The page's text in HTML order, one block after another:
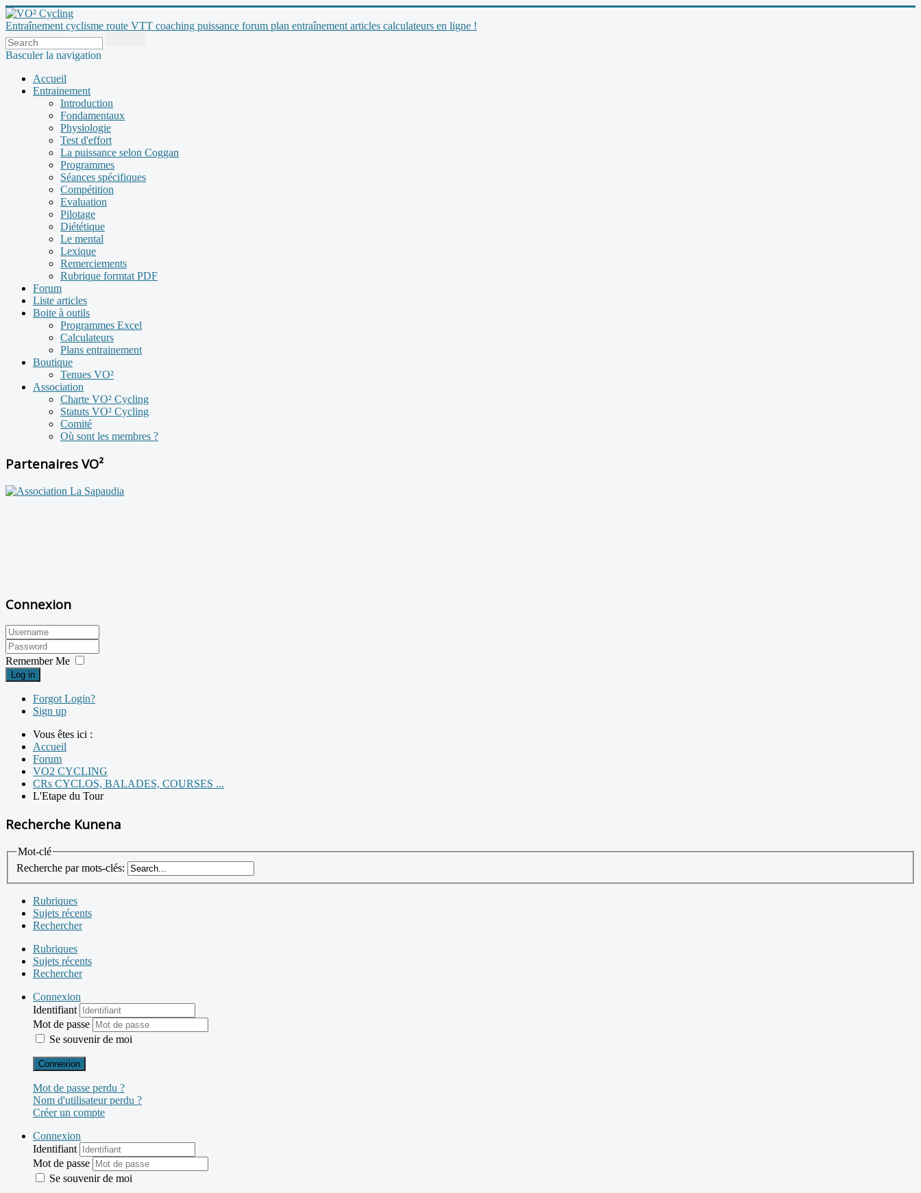
Entraînement cyclisme route VTT coaching puissance forum plan entraînement articles calculateurs en ligne !
Basculer la navigation
Accueil
Entrainement
Introduction
Fondamentaux
Physiologie
Test d'effort
La puissance selon Coggan
Programmes
Séances spécifiques
Compétition
Evaluation
Pilotage
Diététique
Le mental
Lexique
Remerciements
Rubrique formtat PDF
Forum
Liste articles
Boite à outils
Programmes Excel
Calculateurs
Plans entrainement
Boutique
Tenues VO²
Association
Charte VO² Cycling
Statuts VO² Cycling
Comité
Où sont les membres ?
Partenaires VO²
Connexion
Remember Me
Log in
Forgot Login?
Sign up
Vous êtes ici :
Accueil
Forum
VO2 CYCLING
CRs CYCLOS, BALADES, COURSES ...
L'Etape du Tour
Recherche Kunena
Mot-clé
Recherche par mots-clés:
Rubriques
Sujets récents
Rechercher
Rubriques
Sujets récents
Rechercher
Connexion
Identifiant
Mot de passe
Se souvenir de moi
Connexion
Mot de passe perdu ?
Nom d'utilisateur perdu ?
Créer un compte
Connexion
Identifiant
Mot de passe
Se souvenir de moi